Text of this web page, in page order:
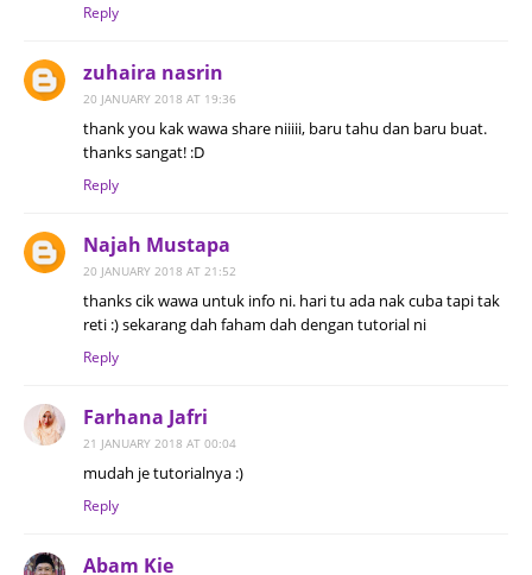
Reply
zuhaira nasrin
20 JANUARY 2018 AT 19:36
thank you kak wawa share niiiii, baru tahu dan baru buat.
thanks sangat! :D
Reply
Najah Mustapa
20 JANUARY 2018 AT 21:52
thanks cik wawa untuk info ni. hari tu ada nak cuba tapi tak
reti :) sekarang dah faham dah dengan tutorial ni
Reply
Farhana Jafri
21 JANUARY 2018 AT 00:04
mudah je tutorialnya :)
Reply
Abam Kie